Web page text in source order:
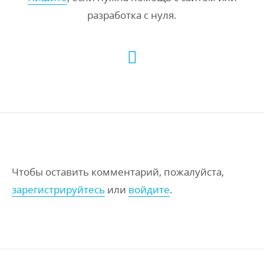
разработка с нуля.
Чтобы оставить комментарий, пожалуйста,
зарегистрируйтесь или войдите.